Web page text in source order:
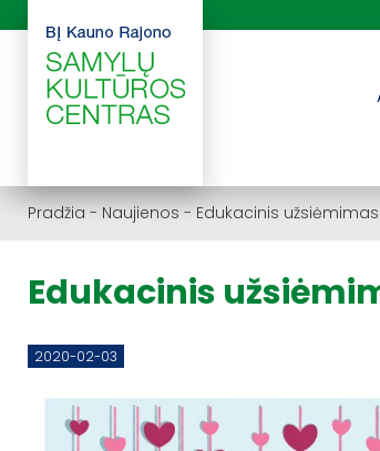
Pradžia - Naujienos - Edukacinis
Edukacinis
2020-02-03